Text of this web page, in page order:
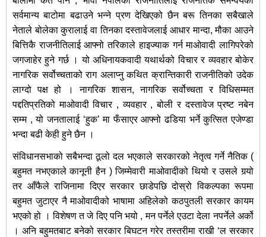
सर्वमान्य बाटोमा बढाउने भन्ने प्रण देखिएको छैन बरू तिनका सबैखाले
नेताले बोलेका कुरालाई वा तिनका दस्तावेजलाई आधार मान्दा, मौका आउने
बित्तिकै राजनीतिलाई आफ्नो तरिकाले हाइज्याक गर्न माओवादी लागिपरेको
जगजाहेर हुने गर्छ । यो अधिनायकवादी यथार्थको विचार र व्यवहार बोकेर
नागरिक सर्वोच्चताको राग अलाप्नु कथित क्रान्तिकारी राजनीतिको उदेक
लाग्दो पक्ष हो । नागरिक शासन, नागरिक सर्वोच्चता र विधिसम्मत
पद्दतिप्रतिको माओवादी विचार , व्यवहार , बोली र दस्तावेज प्रष्ट नबेन
सम्म , यो जनतालाई ‘हुक’ मा फँसाएर आफ्नो ढडिया भर्ने कुत्सित एजेण्डा
भन्दा बढी केही हुने छैन ।
संविधानसभाको सबैभन्दा ठूलो दल भएकाले सरकारको नेतृत्व गर्ने नैतिक (
बहुमत नभएकाले कानूनी हैन ) जिम्मेवारी माओवादीको थियो र उसले गर्‍यो
तर आँफैले राजिनामा दिएर सरकार छाडेपछि दोस्रो विकल्पका रूपमा
बहुमत जुटाएर नै माओवादीको भाषामा अहिलेको कठपुतली सरकार कायम
भएको हो । विशेषण त जे दिए पनि भयो , मन पर्नेले एउटा देला नपर्नेले अर्को
। अनि बहुमतबाट बनेको सरकार बिघटन गरेर तस्तरीमा राखी ‘ल सरकार